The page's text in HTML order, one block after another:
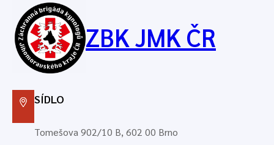
Přeskočit
obsah
ZBK JMK ČR
SÍDLO
Tomešova 902/10 B, 602 00 Brno